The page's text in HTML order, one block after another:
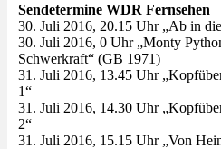
Sendetermine WDR Fernsehen
30. Juli 2016, 20.15 Uhr „Ab in
30. Juli 2016, 0 Uhr „Monty
Schwerkraft“ (GB 1971)
31. Juli 2016, 13.45 Uhr
1“
31. Juli 2016, 14.30 Uhr
2“
31. Juli 2016, 15.15 Uhr „Von